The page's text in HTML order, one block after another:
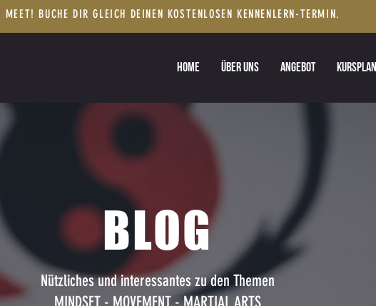
BUCHE DIR GLEICH DEINEN KOSTENLOSEN KENNENLERN-TERMIN.
HOME ÜBER UNS ANGEBOT KURSPLAN
BLOG
Nützliches und interessantes zu den Themen
MINDSET - MOVEMENT - MARTIAL ARTS